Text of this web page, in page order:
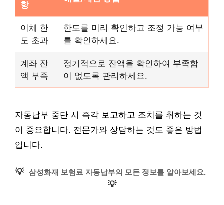
항
이체 한
도 초과
한도를 미리 확인하고 조정 가능 여부
를 확인하세요.
계좌 잔
액 부족
정기적으로 잔액을 확인하여 부족함
이 없도록 관리하세요.
자동납부 중단 시 즉각 보고하고 조치를 취하는 것
이 중요합니다. 전문가와 상담하는 것도 좋은 방법
입니다.
💡 삼성화재 보험료 자동납부의 모든 정보를 알아보세요.
💡